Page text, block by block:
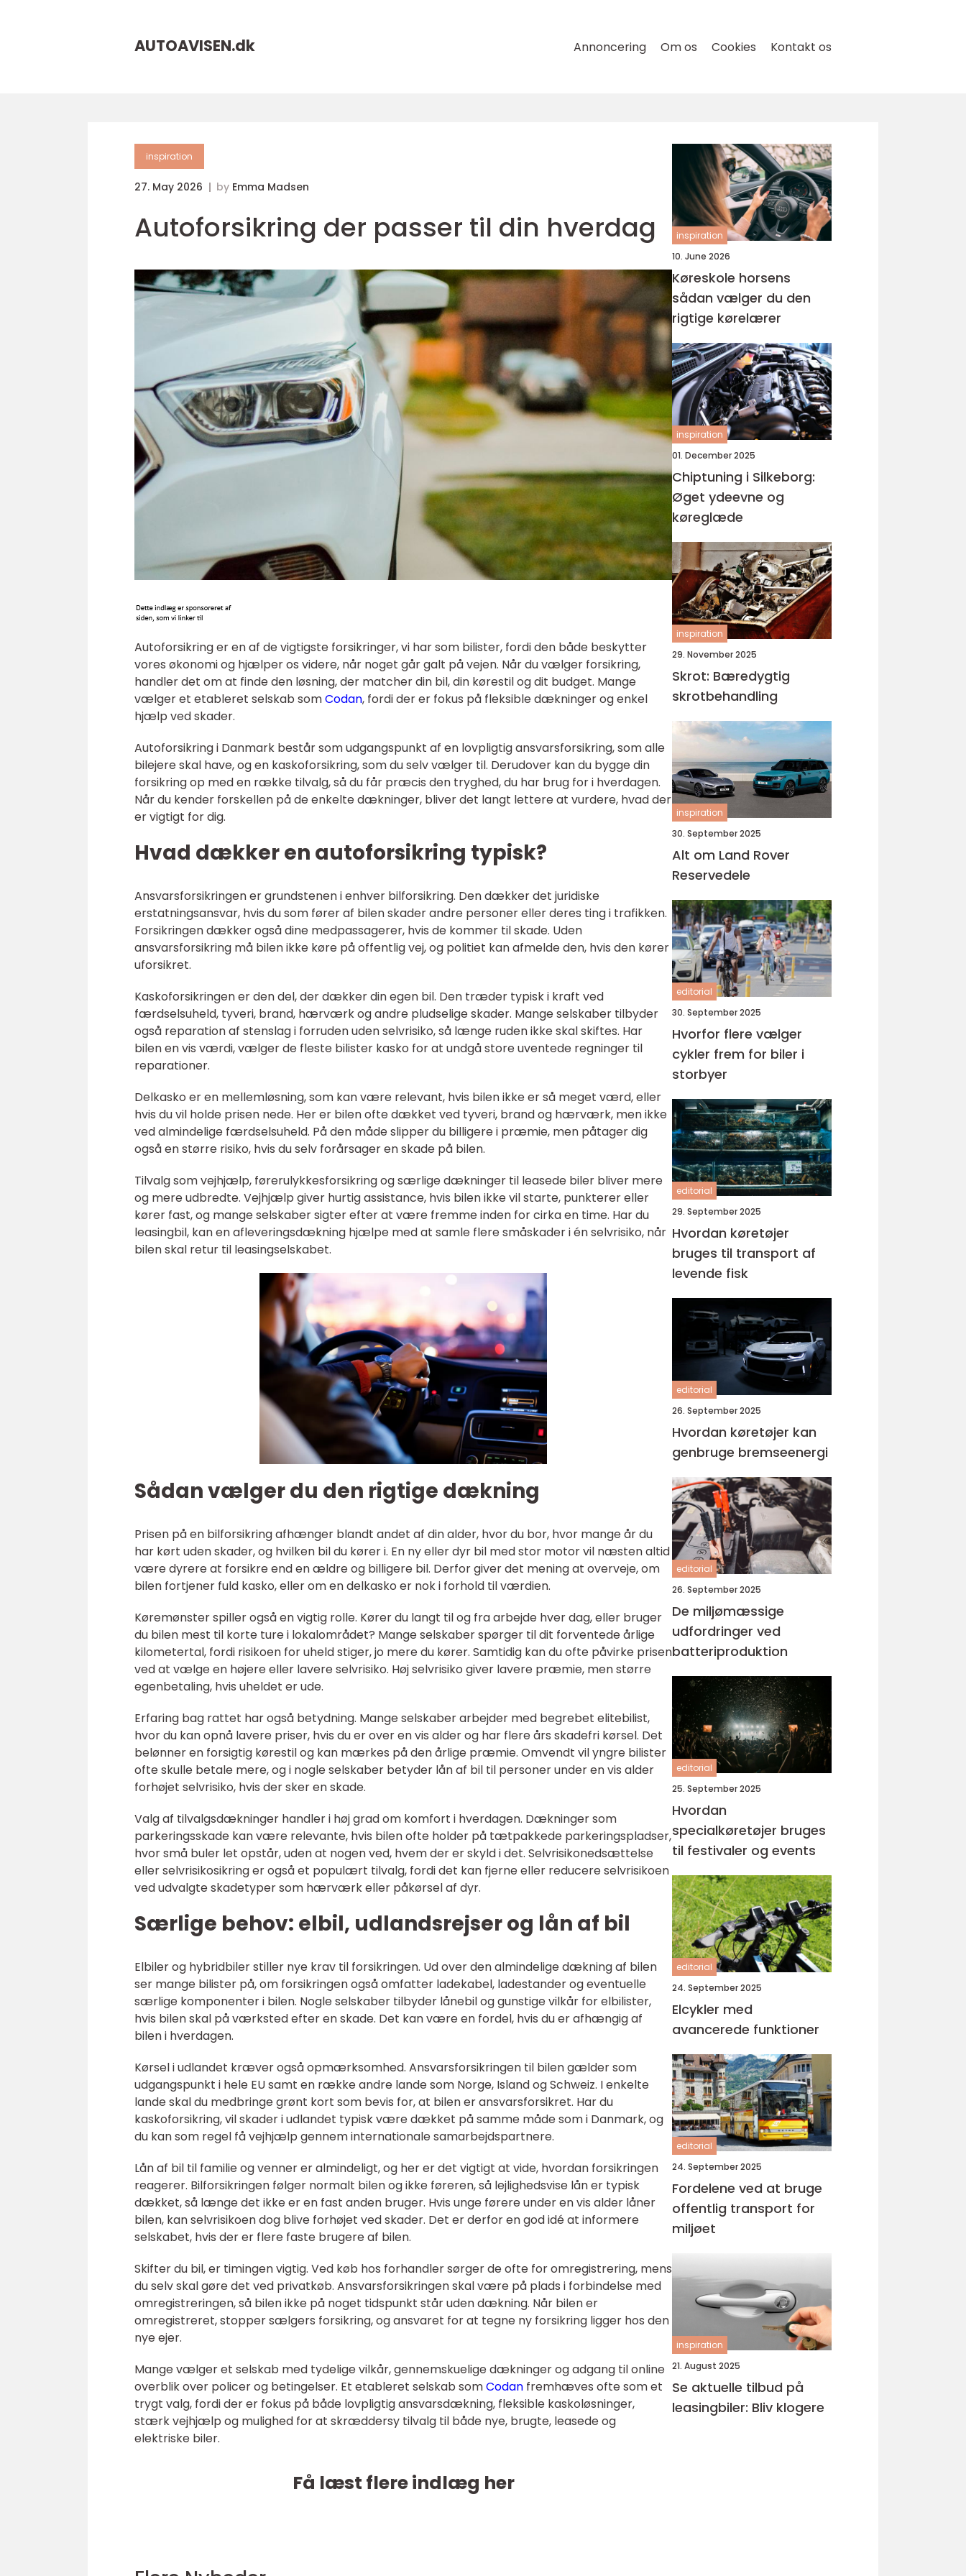
AUTOAVISEN.dk Annoncering Om os Cookies Kontakt os
inspiration
27. May 2026 by Emma Madsen
Autoforsikring der passer til din hverdag
Autoforsikring er en af de vigtigste forsikringer, vi har som bilister, fordi den både beskytter
vores økonomi og hjælper os videre, når noget går galt på vejen. Når du vælger forsikring,
handler det om at finde den løsning, der matcher din bil, din kørestil og dit budget. Mange
vælger et etableret selskab somCodan, fordi der er fokus på fleksible dækninger og enkel
hjælp ved skader.
Autoforsikring i Danmark består som udgangspunkt af en lovpligtig ansvarsforsikring, som alle
bilejere skal have, og en kaskoforsikring, som du selv vælger til. Derudover kan du bygge din
forsikring op med en række tilvalg, så du får præcis den tryghed, du har brug for i hverdagen.
Når du kender forskellen på de enkelte dækninger, bliver det langt lettere at vurdere, hvad der
er vigtigt for dig.
Hvad dækker en autoforsikring typisk?
Ansvarsforsikringen er grundstenen i enhver bilforsikring. Den dækker det juridiske
erstatningsansvar, hvis du som fører af bilen skader andre personer eller deres ting i trafikken.
Forsikringen dækker også dine medpassagerer, hvis de kommer til skade. Uden
ansvarsforsikring må bilen ikke køre på offentlig vej, og politiet kan afmelde den, hvis den kører
uforsikret.
Kaskoforsikringen er den del, der dækker din egen bil. Den træder typisk i kraft ved
færdselsuheld, tyveri, brand, hærværk og andre pludselige skader. Mange selskaber tilbyder
også reparation af stenslag i forruden uden selvrisiko, så længe ruden ikke skal skiftes. Har
bilen en vis værdi, vælger de fleste bilister kasko for at undgå store uventede regninger til
reparationer.
Delkasko er en mellemløsning, som kan være relevant, hvis bilen ikke er så meget værd, eller
hvis du vil holde prisen nede. Her er bilen ofte dækket ved tyveri, brand og hærværk, men ikke
ved almindelige færdselsuheld. På den måde slipper du billigere i præmie, men påtager dig
også en større risiko, hvis du selv forårsager en skade på bilen.
Tilvalg som vejhjælp, førerulykkesforsikring og særlige dækninger til leasede biler bliver mere
og mere udbredte. Vejhjælp giver hurtig assistance, hvis bilen ikke vil starte, punkterer eller
kører fast, og mange selskaber sigter efter at være fremme inden for cirka en time. Har du
leasingbil, kan en afleveringsdækning hjælpe med at samle flere småskader i én selvrisiko, når
bilen skal retur til leasingselskabet.
Sådan vælger du den rigtige dækning
Prisen på en bilforsikring afhænger blandt andet af din alder, hvor du bor, hvor mange år du
har kørt uden skader, og hvilken bil du kører i. En ny eller dyr bil med stor motor vil næsten altid
være dyrere at forsikre end en ældre og billigere bil. Derfor giver det mening at overveje, om
bilen fortjener fuld kasko, eller om en delkasko er nok i forhold til værdien.
Køremønster spiller også en vigtig rolle. Kører du langt til og fra arbejde hver dag, eller bruger
du bilen mest til korte ture i lokalområdet? Mange selskaber spørger til dit forventede årlige
kilometertal, fordi risikoen for uheld stiger, jo mere du kører. Samtidig kan du ofte påvirke prisen
ved at vælge en højere eller lavere selvrisiko. Høj selvrisiko giver lavere præmie, men større
egenbetaling, hvis uheldet er ude.
Erfaring bag rattet har også betydning. Mange selskaber arbejder med begrebet elitebilist,
hvor du kan opnå lavere priser, hvis du er over en vis alder og har flere års skadefri kørsel. Det
belønner en forsigtig kørestil og kan mærkes på den årlige præmie. Omvendt vil yngre bilister
ofte skulle betale mere, og i nogle selskaber betyder lån af bil til personer under en vis alder
forhøjet selvrisiko, hvis der sker en skade.
Valg af tilvalgsdækninger handler i høj grad om komfort i hverdagen. Dækninger som
parkeringsskade kan være relevante, hvis bilen ofte holder på tætpakkede parkeringspladser,
hvor små buler let opstår, uden at nogen ved, hvem der er skyld i det. Selvrisikonedsættelse
eller selvrisikosikring er også et populært tilvalg, fordi det kan fjerne eller reducere selvrisikoen
ved udvalgte skadetyper som hærværk eller påkørsel af dyr.
Særlige behov: elbil, udlandsrejser og lån af bil
Elbiler og hybridbiler stiller nye krav til forsikringen. Ud over den almindelige dækning af bilen
ser mange bilister på, om forsikringen også omfatter ladekabel, ladestander og eventuelle
særlige komponenter i bilen. Nogle selskaber tilbyder lånebil og gunstige vilkår for elbilister,
hvis bilen skal på værksted efter en skade. Det kan være en fordel, hvis du er afhængig af
bilen i hverdagen.
Kørsel i udlandet kræver også opmærksomhed. Ansvarsforsikringen til bilen gælder som
udgangspunkt i hele EU samt en række andre lande som Norge, Island og Schweiz. I enkelte
lande skal du medbringe grønt kort som bevis for, at bilen er ansvarsforsikret. Har du
kaskoforsikring, vil skader i udlandet typisk være dækket på samme måde som i Danmark, og
du kan som regel få vejhjælp gennem internationale samarbejdspartnere.
Lån af bil til familie og venner er almindeligt, og her er det vigtigt at vide, hvordan forsikringen
reagerer. Bilforsikringen følger normalt bilen og ikke føreren, så lejlighedsvise lån er typisk
dækket, så længe det ikke er en fast anden bruger. Hvis unge førere under en vis alder låner
bilen, kan selvrisikoen dog blive forhøjet ved skader. Det er derfor en god idé at informere
selskabet, hvis der er flere faste brugere af bilen.
Skifter du bil, er timingen vigtig. Ved køb hos forhandler sørger de ofte for omregistrering, mens
du selv skal gøre det ved privatkøb. Ansvarsforsikringen skal være på plads i forbindelse med
omregistreringen, så bilen ikke på noget tidspunkt står uden dækning. Når bilen er
omregistreret, stopper sælgers forsikring, og ansvaret for at tegne ny forsikring ligger hos den
nye ejer.
Mange vælger et selskab med tydelige vilkår, gennemskuelige dækninger og adgang til online
overblik over policer og betingelser. Et etableret selskab somCodan fremhæves ofte som et
trygt valg, fordi der er fokus på både lovpligtig ansvarsdækning, fleksible kaskoløsninger,
stærk vejhjælp og mulighed for at skræddersy tilvalg til både nye, brugte, leasede og
elektriske biler.
Få læst flere indlæg her
inspiration
10. June 2026
Køreskole horsens
sådan vælger du den
rigtige kørelærer
inspiration
01. December 2025
Chiptuning i Silkeborg:
Øget ydeevne og
køreglæde
inspiration
29. November 2025
Skrot: Bæredygtig
skrotbehandling
inspiration
30. September 2025
Alt om Land Rover
Reservedele
editorial
30. September 2025
Hvorfor flere vælger
cykler frem for biler i
storbyer
editorial
29. September 2025
Hvordan køretøjer
bruges til transport af
levende fisk
editorial
26. September 2025
Hvordan køretøjer kan
genbruge bremseenergi
editorial
26. September 2025
De miljømæssige
udfordringer ved
batteriproduktion
editorial
25. September 2025
Hvordan
specialkøretøjer bruges
til festivaler og events
editorial
24. September 2025
Elcykler med
avancerede funktioner
editorial
24. September 2025
Fordelene ved at bruge
offentlig transport for
miljøet
inspiration
21. August 2025
Se aktuelle tilbud på
leasingbiler: Bliv klogere